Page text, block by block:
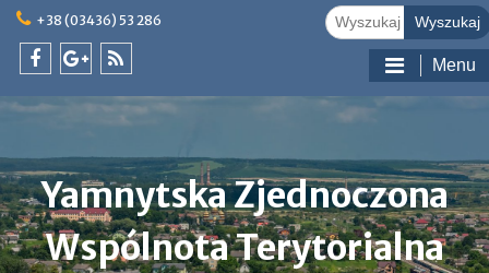
Skip
content
+38 (03436) 53 286
@pl
plus
@pl
Yamnytska Zjednoczona
Wspólnota Terytorialna
Menu
Szukać: